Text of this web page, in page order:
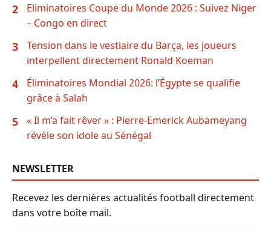
2
Eliminatoires Coupe du Monde 2026 : Suivez Niger
– Congo en direct
3
Tension dans le vestiaire du Barça, les joueurs
interpellent directement Ronald Koeman
4
Éliminatoires Mondial 2026: l’Égypte se qualifie
grâce à Salah
5
« Il m’a fait rêver » : Pierre-Emerick Aubameyang
révèle son idole au Sénégal
NEWSLETTER
Recevez les dernières actualités football directement
dans votre boîte mail.